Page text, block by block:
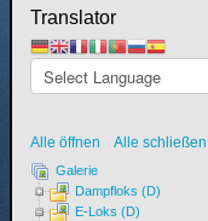
Translator
Alle öffnen Alle schließen
Galerie
Dampfloks (D)
E-Loks (D)